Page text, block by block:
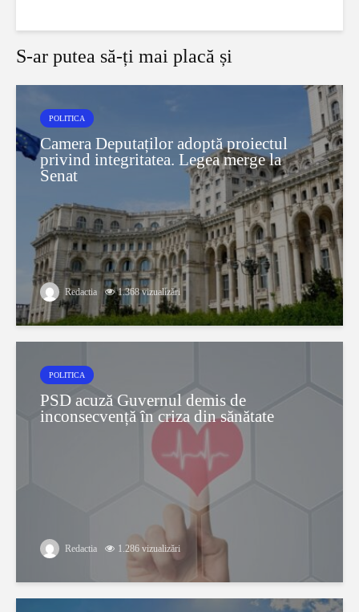
S-ar putea să-ți mai placă și
POLITICA
Camera Deputaților adoptă proiectul
privind integritatea. Legea merge la
Senat
Redactia 1.368 vizualizări
POLITICA
PSD acuză Guvernul demis de
inconsecvență în criza din sănătate
Redactia 1.286 vizualizări